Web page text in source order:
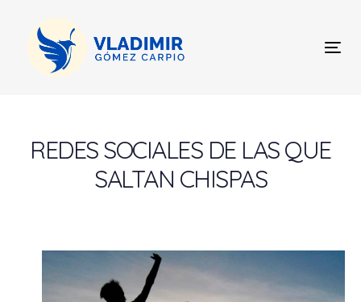
content
REDES SOCIALES DE LAS QUE
SALTAN CHISPAS
navigation